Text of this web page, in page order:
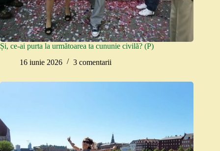
Și, ce-ai purta la următoarea ta cununie civilă? (P)
16 iunie 2026
3 comentarii